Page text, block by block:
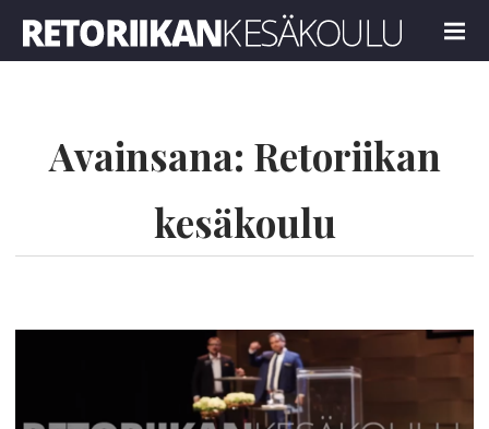
MENU
Avainsana: Retoriikan
kesäkoulu